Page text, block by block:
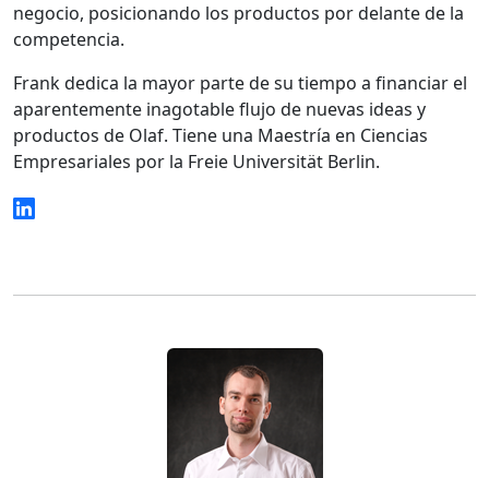
negocio, posicionando los productos por delante de la
competencia.
Frank dedica la mayor parte de su tiempo a financiar el
aparentemente inagotable flujo de nuevas ideas y
productos de Olaf. Tiene una Maestría en Ciencias
Empresariales por la Freie Universität Berlin.